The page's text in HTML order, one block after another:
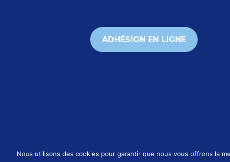
ADHÉSION EN LIGNE
Nous utilisons des cookies pour garantir que nous vous offrons la